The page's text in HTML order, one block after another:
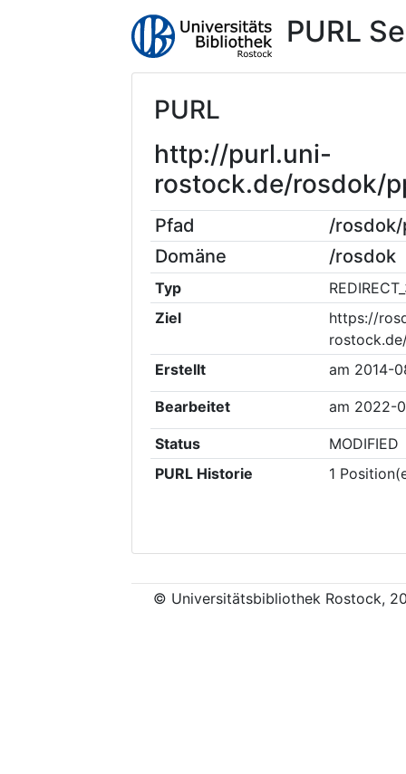
PURL
PURL
http://purl.uni-
rostock.de/rosdok/
Pfad
/
Domäne
/rosdok
Typ
Ziel
https://
Erstellt
am 2014-
Bearbeitet am 2022-
Status
MODIFIED
PURL Historie
1
© Universitätsbibliothek Rostock,